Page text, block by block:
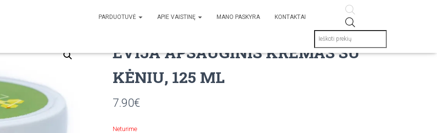
PARDUOTUVĖ APIE VAISTINĘ MANO PASKYRA KONTAKTAI
search
EVIJA APSAUGINIS KREMAS SU
KĖNIU, 125 ML
7.90€
Neturime